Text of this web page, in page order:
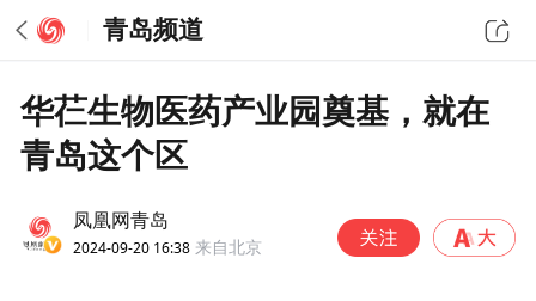
青岛频道
华芢生物医药产业园奠基，就在
青岛这个区
凤凰网青岛
2024-09-20 16:38 来自北京